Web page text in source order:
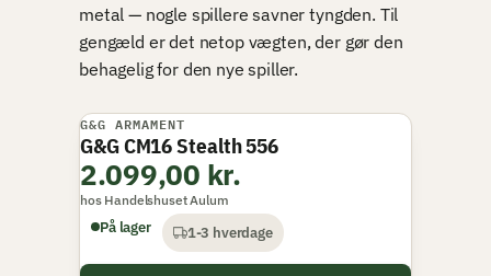
metal — nogle spillere savner tyngden. Til
gengæld er det netop vægten, der gør den
behagelig for den nye spiller.
BEDSTE TIL PRISEN
G&G ARMAMENT
G&G CM16 Stealth 556
2.099,00 kr.
hos Handelshuset Aulum
På lager 1-3 hverdage